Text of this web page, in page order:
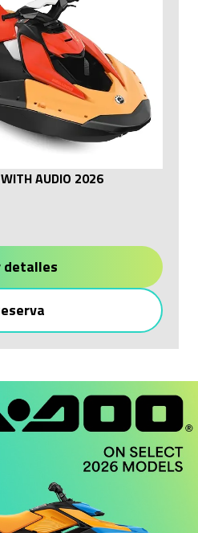
AUDIO 2026
detalles